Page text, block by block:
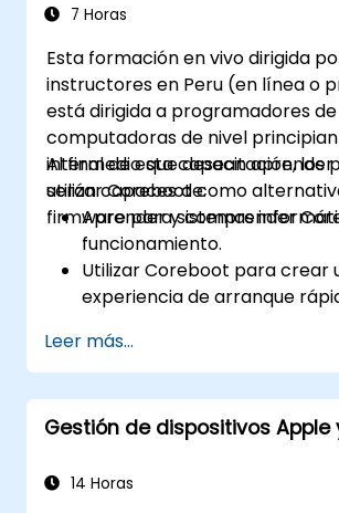
productividad.
la protección de datos en su
inteligente.
7 Horas
Esta formación en vivo dirigida
instructores en Peru (en línea o
está dirigida a programadores de
computadoras de nivel
intermedio que desean
utilizar Coreboot como
firmware para sistemas
Al final de esta capacitación, los
serán capaces de:
Aprender y comprender
funcionamiento.
Utilizar Coreboot para crear
experiencia de arranque
Leer más...
Gestión de dispositivos Apple
14 Horas